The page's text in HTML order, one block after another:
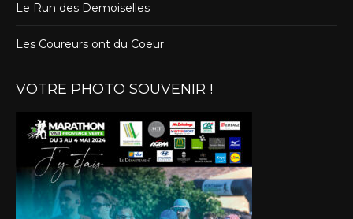
Le Run des Demoiselles
Les Coureurs ont du Coeur
VOTRE PHOTO SOUVENIR !